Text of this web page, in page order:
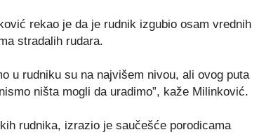
rekao je da je rudnik izgubio osam vrednih
stradalih rudara.
u rudniku su na najvišem nivou, ali ovog puta
ništa mogli da uradimo”, kaže Milinković.
rudnika, izrazio je saučešće porodicama